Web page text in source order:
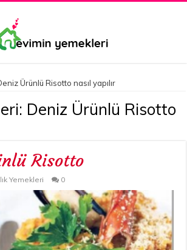
Ürünlü Risotto nasıl yapılır
Deniz Ürünlü Risotto
Risotto
Yemekleri 0